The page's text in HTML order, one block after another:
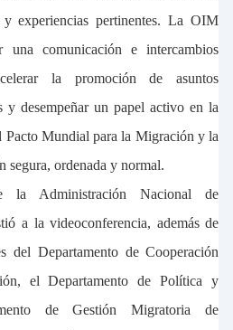
y experiencias pertinentes. La OIM
una comunicación e intercambios
la promoción de asuntos
y desempeñar un papel activo en la
Pacto Mundial para la Migración y la
segura, ordenada y normal.
la Administración Nacional de
a la videoconferencia, además de
del Departamento de Cooperación
el Departamento de Política y
de Gestión Migratoria de